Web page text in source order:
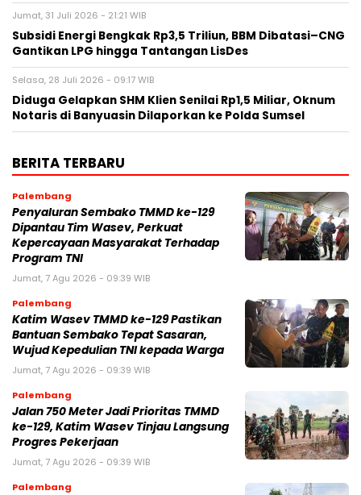
Jumat, 31 Juli 2026 - 21:21 WIB
Subsidi Energi Bengkak Rp3,5 Triliun, BBM Dibatasi–CNG
Gantikan LPG hingga Tantangan LisDes
Selasa, 28 Juli 2026 - 09:17 WIB
Diduga Gelapkan SHM Klien Senilai Rp1,5 Miliar, Oknum
Notaris di Banyuasin Dilaporkan ke Polda Sumsel ‎
BERITA TERBARU
Palembang
Penyaluran Sembako TMMD ke-129
Dipantau Tim Wasev, Perkuat
Kepercayaan Masyarakat Terhadap
Program TNI
Jumat, 7 Agu 2026 - 09:39 WIB
Palembang
Katim Wasev TMMD ke-129 Pastikan
Bantuan Sembako Tepat Sasaran,
Wujud Kepedulian TNI kepada Warga
Jumat, 7 Agu 2026 - 09:39 WIB
Palembang
Jalan 750 Meter Jadi Prioritas TMMD
ke-129, Katim Wasev Tinjau Langsung
Progres Pekerjaan
Jumat, 7 Agu 2026 - 09:39 WIB
Palembang